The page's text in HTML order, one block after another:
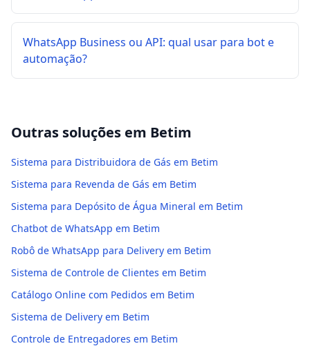
WhatsApp Business ou API: qual usar para bot e
automação?
Outras soluções em Betim
Sistema para Distribuidora de Gás em Betim
Sistema para Revenda de Gás em Betim
Sistema para Depósito de Água Mineral em Betim
Chatbot de WhatsApp em Betim
Robô de WhatsApp para Delivery em Betim
Sistema de Controle de Clientes em Betim
Catálogo Online com Pedidos em Betim
Sistema de Delivery em Betim
Controle de Entregadores em Betim